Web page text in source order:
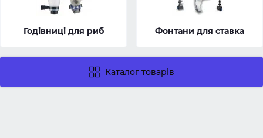
Годівниці для риб Фонтани для ставка
Каталог товарів